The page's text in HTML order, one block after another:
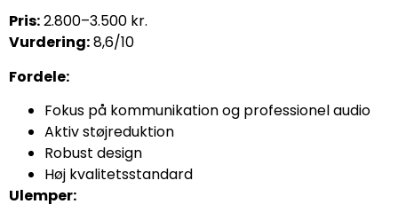
Pris:2.800–3.500 kr.
Vurdering:8,6/10
Fordele:
Fokus på kommunikation og professionel audio
Aktiv støjreduktion
Robust design
Høj kvalitetsstandard
Ulemper: